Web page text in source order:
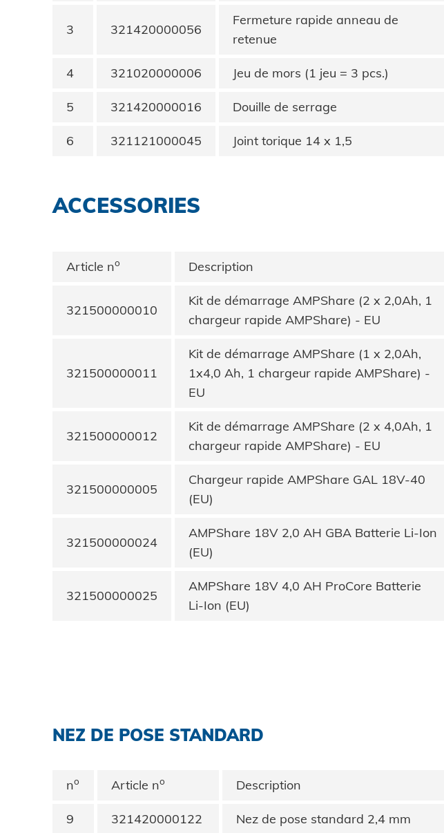
3 321420000056
Fermeture rapide anneau de
retenue
4 321020000006 Jeu de mors (1 jeu = 3 pcs.)
5 321420000016 Douille de serrage
6 321121000045 Joint torique 14 x 1,5
ACCESSORIES
Article no Description
321500000010
Kit de démarrage AMPShare (2 x 2,0Ah, 1
chargeur rapide AMPShare) - EU
321500000011
Kit de démarrage AMPShare (1 x 2,0Ah,
1x4,0 Ah, 1 chargeur rapide AMPShare) -
EU
321500000012
Kit de démarrage AMPShare (2 x 4,0Ah, 1
chargeur rapide AMPShare) - EU
321500000005
Chargeur rapide AMPShare GAL 18V-40
(EU)
321500000024
AMPShare 18V 2,0 AH GBA Batterie Li-Ion
(EU)
321500000025
AMPShare 18V 4,0 AH ProCore Batterie
Li-Ion (EU)
NEZ DE POSE STANDARD
no Article no Description
9 321420000122 Nez de pose standard 2,4 mm